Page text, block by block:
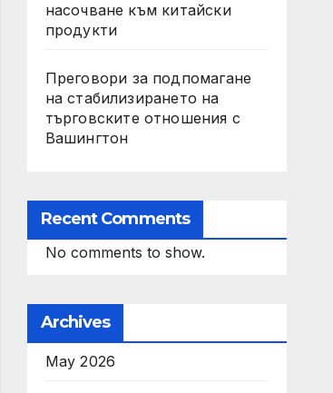
насочване към китайски
продукти
Преговори за подпомагане
на стабилизирането на
търговските отношения с
Вашингтон
Recent Comments
No comments to show.
Archives
May 2026